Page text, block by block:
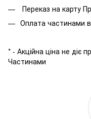
Переказ на карту
Оплата частинами
* - Акційна ціна не діє
Частинами